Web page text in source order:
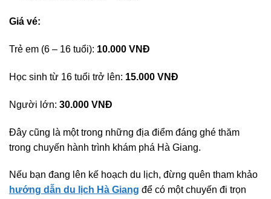
Giá vé:
Trẻ em (6 – 16 tuổi): 10.000 VNĐ
Học sinh từ 16 tuổi trở lên: 15.000 VNĐ
Người lớn: 30.000 VNĐ
Đây cũng là một trong những địa điểm đáng ghé thăm
trong chuyến hành trình khám phá Hà Giang.
Nếu bạn đang lên kế hoạch du lịch, đừng quên tham khảo
hướng dẫn du lịch Hà Giang để có một chuyến đi trọn